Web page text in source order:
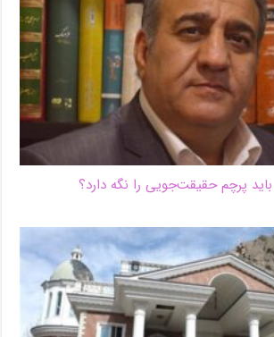
پرچم حقیقت‌جویی را نگه دارد؟